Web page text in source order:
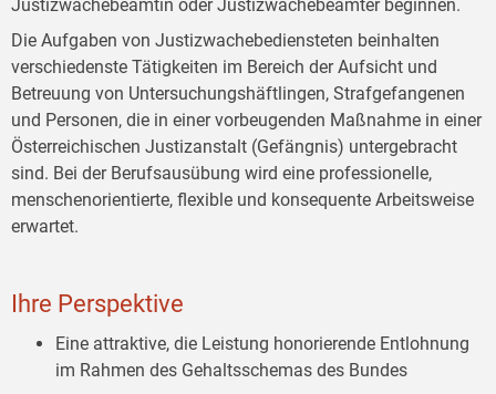
Justizwachebeamtin oder Justizwachebeamter beginnen.
Die Aufgaben von Justizwachebediensteten beinhalten
verschiedenste Tätigkeiten im Bereich der Aufsicht und
Betreuung von Untersuchungshäftlingen, Strafgefangenen
und Personen, die in einer vorbeugenden Maßnahme in einer
Österreichischen Justizanstalt (Gefängnis) untergebracht
sind. Bei der Berufsausübung wird eine professionelle,
menschenorientierte, flexible und konsequente Arbeitsweise
erwartet.
Ihre Perspektive
Eine attraktive, die Leistung honorierende Entlohnung
im Rahmen des Gehaltsschemas des Bundes